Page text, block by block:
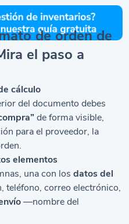
de orden de
el paso a
cálculo
del documento debes
de forma visible,
para el proveedor, la
elementos
una con losdatos del
correo electrónico,
—nombre del